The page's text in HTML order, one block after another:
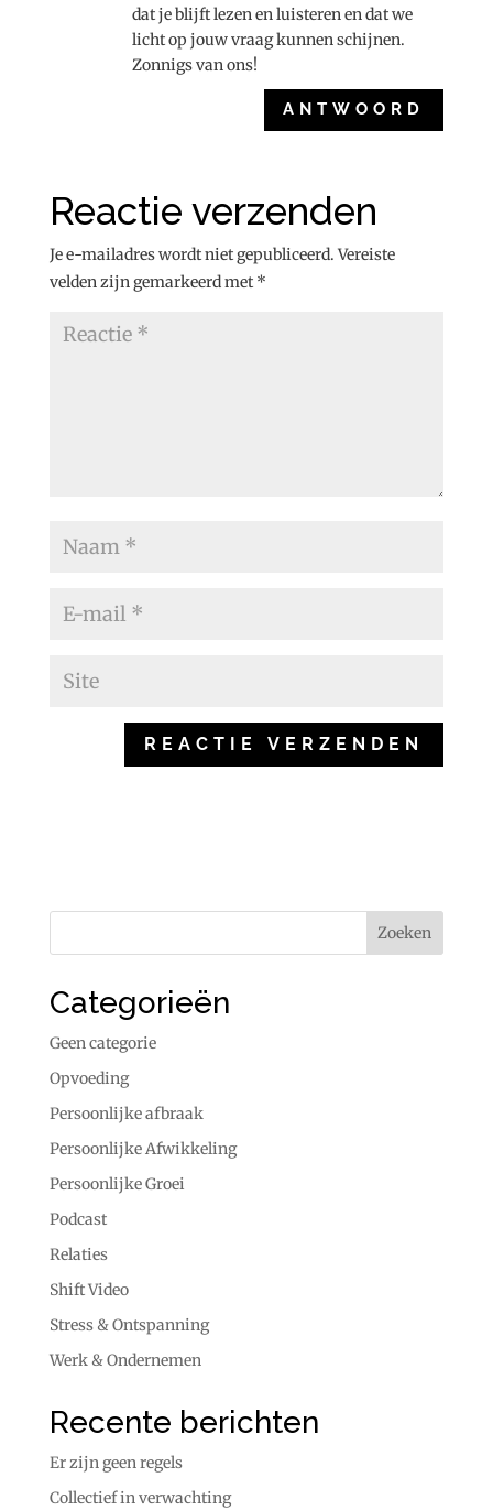
dat je blijft lezen en luisteren en dat we
licht op jouw vraag kunnen schijnen.
Zonnigs van ons!
ANTWOORD
Reactie verzenden
Je e-mailadres wordt niet gepubliceerd. Vereiste
velden zijn gemarkeerd met *
Categorieën
Geen categorie
Opvoeding
Persoonlijke afbraak
Persoonlijke Afwikkeling
Persoonlijke Groei
Podcast
Relaties
Shift Video
Stress & Ontspanning
Werk & Ondernemen
Recente berichten
Er zijn geen regels
Collectief in verwachting